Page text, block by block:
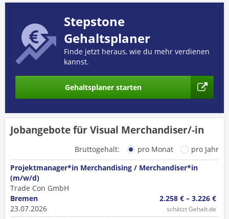
Stepstone
Gehaltsplaner
Finde jetzt heraus, wie du mehr verdienen
kannst.
Gehaltsplaner starten
Jobangebote für Visual Merchandiser/-in
Bruttogehalt: pro Monat
pro Jahr
Projektmanager*in Merchandising / Merchandiser*in
(m/w/d)
Trade Con GmbH
Bremen
23.07.2026
2.258 € – 3.226 €
schätzt Gehalt.de